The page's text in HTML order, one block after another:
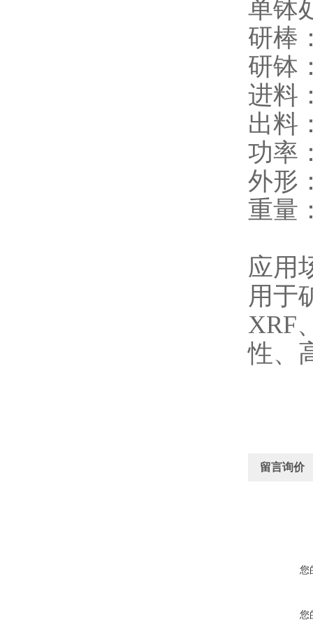
单钵
研棒
研钵
进料
出料
功率
外形
重量
应用
用于
XRF
性、
留言询价
您
您